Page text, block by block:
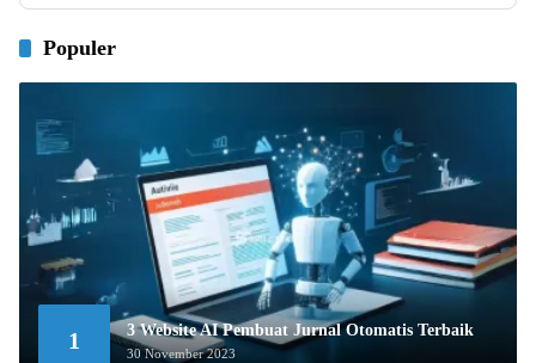
Populer
1 3 Website AI Pembuat Jurnal Otomatis Terbaik
30 November 2023